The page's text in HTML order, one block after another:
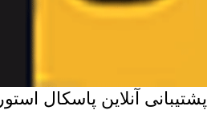
پشتیبانی آنلاین پاسکال استور